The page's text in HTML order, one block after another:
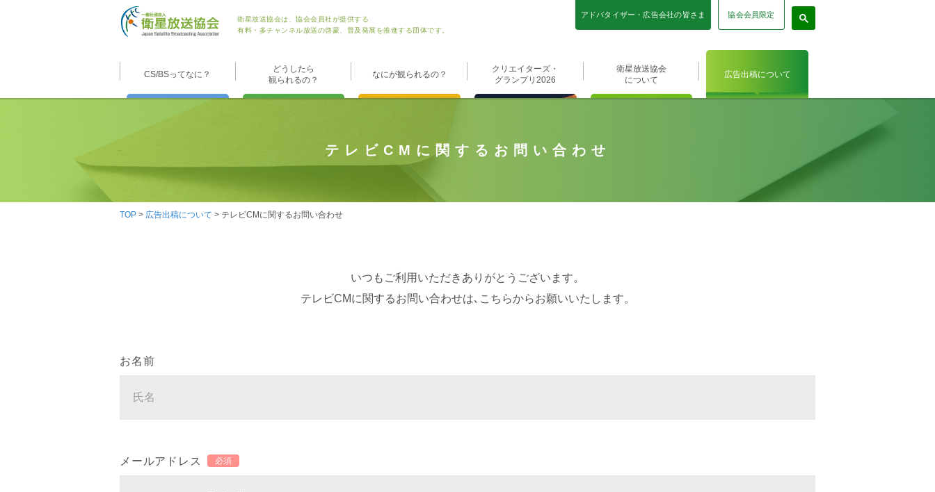
衛星放送協会は、協会会員社が提供する
有料・多チャンネル放送の啓蒙、普及発展を推進する団体です。
アドバタイザー・広告会社の皆さま 協会会員限定
CS/BSってなに？
どうしたら
観られるの？
なにが観られるの？
クリエイターズ・
グランプリ2026
衛星放送協会
について
広告出稿について
テレビCMに関するお問い合わせ
TOP > 広告出稿について > テレビCMに関するお問い合わせ
いつもご利用いただきありがとうございます。
テレビCMに関するお問い合わせは､こちらからお願いいたします。
お名前
メールアドレス 必須